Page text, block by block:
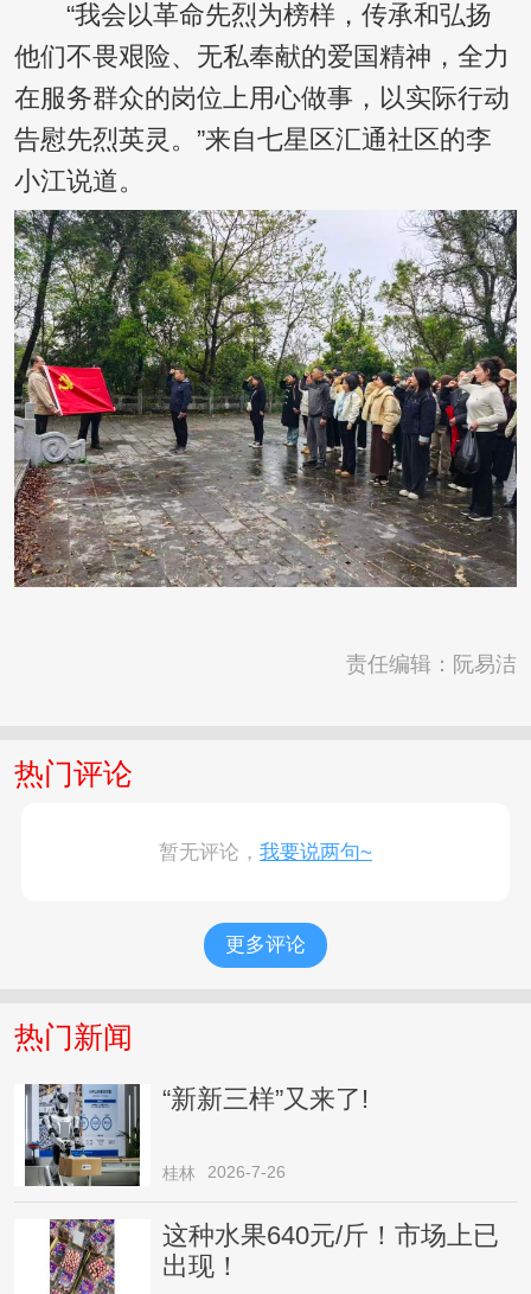
“我会以革命先烈为榜样，传承和弘扬
他们不畏艰险、无私奉献的爱国精神，全力
在服务群众的岗位上用心做事，以实际行动
告慰先烈英灵。”来自七星区汇通社区的李
小江说道。
责任编辑：阮易洁
热门评论
暂无评论， 我要说两句~
更多评论
热门新闻
“新新三样”又来了!
桂林 2026-7-26
这种水果640元/斤！市场上已
出现！